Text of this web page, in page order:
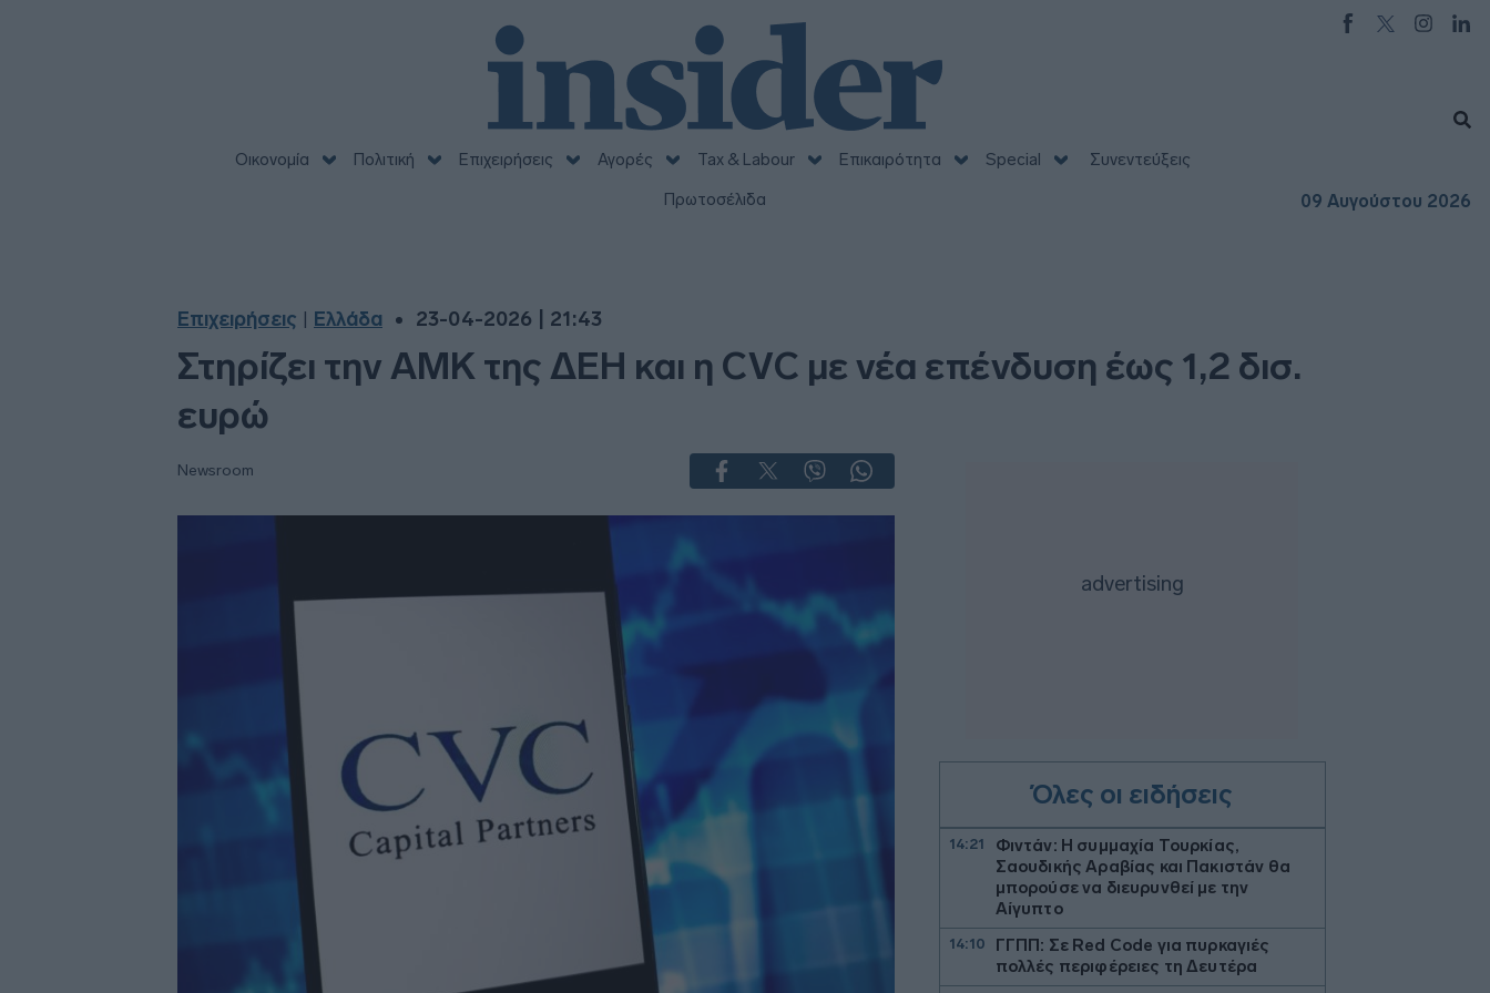
Οικονομία Πολιτική Επιχειρήσεις Αγορές Tax & Labour Επικαιρότητα Special
Συνεντεύξεις
Πρωτοσέλιδα
09 Αυγούστου 2026
Επιχειρήσεις Ελλάδα 23-04-2026 | 21:43
Στηρίζει την ΑΜΚ της ΔΕΗ και η CVC με νέα επένδυση έως 1,2 δισ.
ευρώ
Newsroom
Όλες οι ειδήσεις
14:21
Φιντάν: Η συμμαχία Τουρκίας,
Σαουδικής Αραβίας και Πακιστάν θα
μπορούσε να διευρυνθεί με την
Αίγυπτο
14:10
ΓΓΠΠ: Σε Red Code για πυρκαγιές
πολλές περιφέρειες τη Δευτέρα